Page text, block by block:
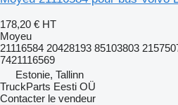
178,20 € HT
Moyeu
21116584 20428193 85103803
7421116569
Estonie, Tallinn
TruckParts Eesti OÜ
Contacter le vendeur